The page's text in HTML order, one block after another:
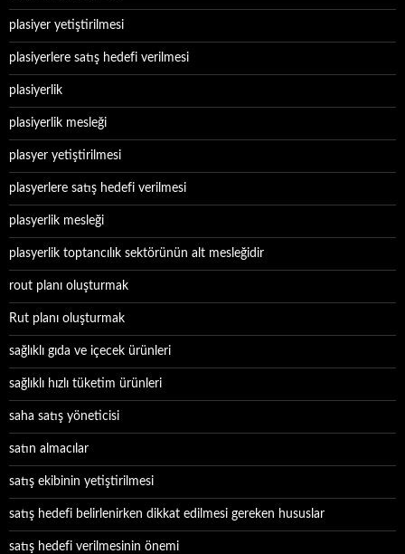
plasiyer yetiştirilmesi
plasiyerlere satış hedefi verilmesi
plasiyerlik
plasiyerlik mesleği
plasyer yetiştirilmesi
plasyerlere satış hedefi verilmesi
plasyerlik mesleği
plasyerlik toptancılık sektörünün alt mesleğidir
rout planı oluşturmak
Rut planı oluşturmak
sağlıklı gıda ve içecek ürünleri
sağlıklı hızlı tüketim ürünleri
saha satış yöneticisi
satın almacılar
satış ekibinin yetiştirilmesi
satış hedefi belirlenirken dikkat edilmesi gereken hususlar
satış hedefi verilmesinin önemi